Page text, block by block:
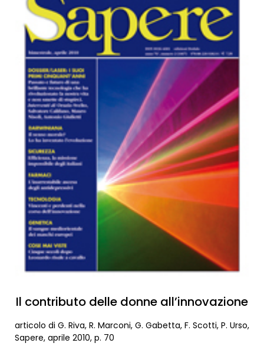
Il contributo delle donne all’innovazione
articolo di G. Riva, R. Marconi, G. Gabetta, F. Scotti, P. Urso,
Sapere, aprile 2010, p. 70